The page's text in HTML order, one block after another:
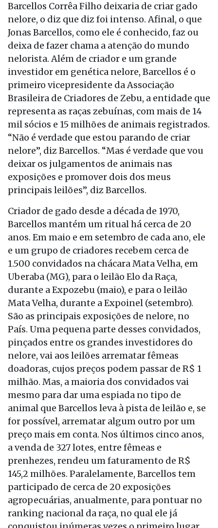
Barcellos Corrêa Filho deixaria de criar gado
nelore, o diz que diz foi intenso. Afinal, o que
Jonas Barcellos, como ele é conhecido, faz ou
deixa de fazer chama a atenção do mundo
nelorista. Além de criador e um grande
investidor em genética nelore, Barcellos é o
primeiro vicepresidente da Associação
Brasileira de Criadores de Zebu, a entidade que
representa as raças zebuínas, com mais de 14
mil sócios e 15 milhões de animais registrados.
“Não é verdade que estou parando de criar
nelore”, diz Barcellos. “Mas é verdade que vou
deixar os julgamentos de animais nas
exposições e promover dois dos meus
principais leilões”, diz Barcellos.
Criador de gado desde a década de 1970,
Barcellos mantém um ritual há cerca de 20
anos. Em maio e em setembro de cada ano, ele
e um grupo de criadores recebem cerca de
1.500 convidados na chácara Mata Velha, em
Uberaba (MG), para o leilão Elo da Raça,
durante a Expozebu (maio), e para o leilão
Mata Velha, durante a Expoinel (setembro).
São as principais exposições de nelore, no
País. Uma pequena parte desses convidados,
pinçados entre os grandes investidores do
nelore, vai aos leilões arrematar fêmeas
doadoras, cujos preços podem passar de R$ 1
milhão. Mas, a maioria dos convidados vai
mesmo para dar uma espiada no tipo de
animal que Barcellos leva à pista de leilão e, se
for possível, arrematar algum outro por um
preço mais em conta. Nos últimos cinco anos,
a venda de 327 lotes, entre fêmeas e
prenhezes, rendeu um faturamento de R$
145,2 milhões. Paralelamente, Barcellos tem
participado de cerca de 20 exposições
agropecuárias, anualmente, para pontuar no
ranking nacional da raça, no qual ele já